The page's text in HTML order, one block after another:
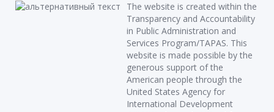
The website is created within the
Transparency and Accountability
in Public Administration and
Services Program/TAPAS. This
website is made possible by the
generous support of the
American people through the
United States Agency for
International Development